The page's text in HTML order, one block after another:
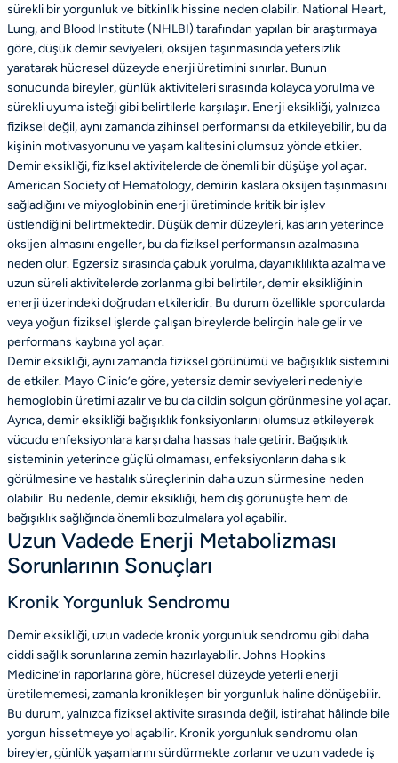
sürekli bir yorgunluk ve bitkinlik hissine neden olabilir. National Heart,
Lung, and Blood Institute (NHLBI) tarafından yapılan bir araştırmaya
göre, düşük demir seviyeleri, oksijen taşınmasında yetersizlik
yaratarak hücresel düzeyde enerji üretimini sınırlar. Bunun
sonucunda bireyler, günlük aktiviteleri sırasında kolayca yorulma ve
sürekli uyuma isteği gibi belirtilerle karşılaşır. Enerji eksikliği, yalnızca
fiziksel değil, aynı zamanda zihinsel performansı da etkileyebilir, bu da
kişinin motivasyonunu ve yaşam kalitesini olumsuz yönde etkiler.
Demir eksikliği, fiziksel aktivitelerde de önemli bir düşüşe yol açar.
American Society of Hematology, demirin kaslara oksijen taşınmasını
sağladığını ve miyoglobinin enerji üretiminde kritik bir işlev
üstlendiğini belirtmektedir. Düşük demir düzeyleri, kasların yeterince
oksijen almasını engeller, bu da fiziksel performansın azalmasına
neden olur. Egzersiz sırasında çabuk yorulma, dayanıklılıkta azalma ve
uzun süreli aktivitelerde zorlanma gibi belirtiler, demir eksikliğinin
enerji üzerindeki doğrudan etkileridir. Bu durum özellikle sporcularda
veya yoğun fiziksel işlerde çalışan bireylerde belirgin hale gelir ve
performans kaybına yol açar.
Demir eksikliği, aynı zamanda fiziksel görünümü ve bağışıklık sistemini
de etkiler. Mayo Clinic’e göre, yetersiz demir seviyeleri nedeniyle
hemoglobin üretimi azalır ve bu da cildin solgun görünmesine yol açar.
Ayrıca, demir eksikliği bağışıklık fonksiyonlarını olumsuz etkileyerek
vücudu enfeksiyonlara karşı daha hassas hale getirir. Bağışıklık
sisteminin yeterince güçlü olmaması, enfeksiyonların daha sık
görülmesine ve hastalık süreçlerinin daha uzun sürmesine neden
olabilir. Bu nedenle, demir eksikliği, hem dış görünüşte hem de
bağışıklık sağlığında önemli bozulmalara yol açabilir.
Uzun Vadede Enerji Metabolizması
Sorunlarının Sonuçları
Kronik Yorgunluk Sendromu
Demir eksikliği, uzun vadede kronik yorgunluk sendromu gibi daha
ciddi sağlık sorunlarına zemin hazırlayabilir. Johns Hopkins
Medicine’in raporlarına göre, hücresel düzeyde yeterli enerji
üretilememesi, zamanla kronikleşen bir yorgunluk haline dönüşebilir.
Bu durum, yalnızca fiziksel aktivite sırasında değil, istirahat hâlinde bile
yorgun hissetmeye yol açabilir. Kronik yorgunluk sendromu olan
bireyler, günlük yaşamlarını sürdürmekte zorlanır ve uzun vadede iş